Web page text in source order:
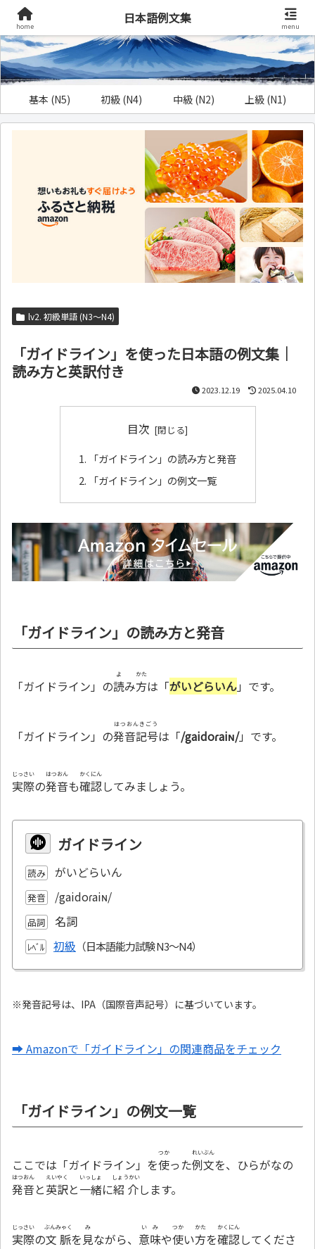
基本 (N5) 初級 (N4) 中級 (N2) 上級 (N1)
lv2. 初級単語 (N3～N4)
「ガイドライン」を使った日本語の例文集｜
読み方と英訳付き
2023.12.19 2025.04.10
目次
「ガイドライン」の読み方と発音
「ガイドライン」の例文一覧
「ガイドライン」の読み方と発音
「ガイドライン」の読
よ
み方
かた
は「がいどらいん」です。
「ガイドライン」の発音記号
はつおんきごう
は「/gaidoɾaiɴ/」です。
実際
じっさい
の発音
はつおん
も確認
かくにん
してみましょう。
ガイドライン
読み がいどらいん
発音 /gaidoɾaiɴ/
品詞 名詞
ﾚﾍﾞﾙ 初級
※発音記号は、IPA（国際音声記号）に基づいています。
➡ Amazonで「ガイドライン」の関連商品をチェック
「ガイドライン」の例文一覧
ここでは「ガイドライン」を使
つか
った例文
れいぶん
を、ひらがなの
発音
はつおん
と英訳
えいやく
と一緒
いっしょ
に紹介
しょうかい
します。
実際
じっさい
の文脈
ぶんみゃく
を見
み
ながら、 意味
いみ
や使
つか
い方
かた
を確認
かくにん
してくださ
home
日本語例文集
menu